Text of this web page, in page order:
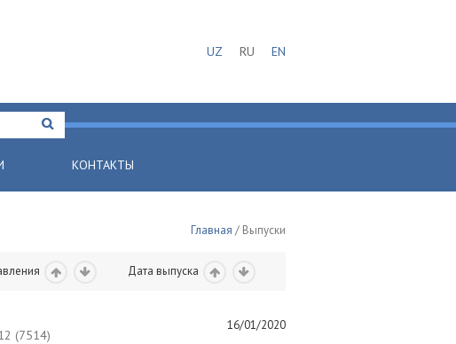
UZ RU EN
КОНТАКТЫ
Главная / Выпуски
Дата выпуска
16/01/2020
(7514)